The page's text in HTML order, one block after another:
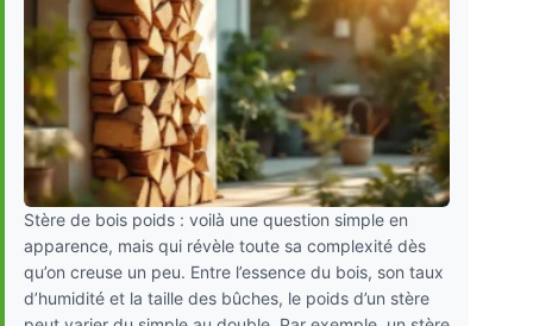
Stère de bois poids : voilà une question simple en
apparence, mais qui révèle toute sa complexité dès
qu’on creuse un peu. Entre l’essence du bois, son taux
d’humidité et la taille des bûches, le poids d’un stère